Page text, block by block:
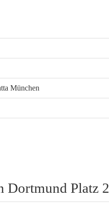
München
Dortmund Platz 2